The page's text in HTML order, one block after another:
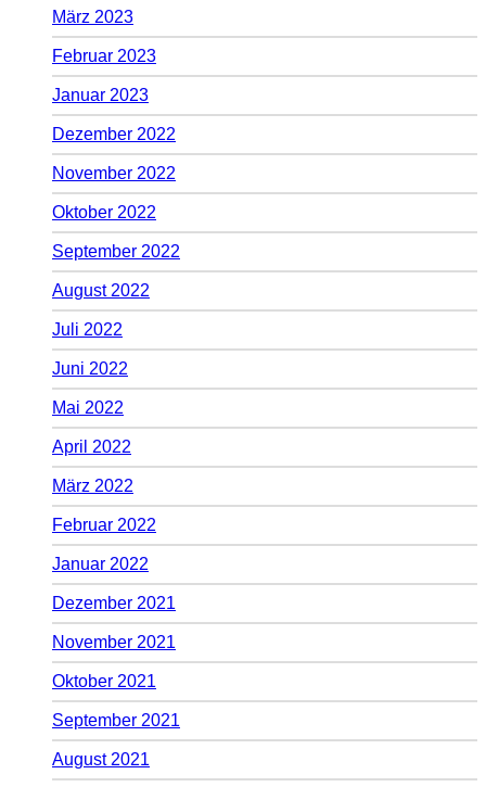
März 2023
Februar 2023
Januar 2023
Dezember 2022
November 2022
Oktober 2022
September 2022
August 2022
Juli 2022
Juni 2022
Mai 2022
April 2022
März 2022
Februar 2022
Januar 2022
Dezember 2021
November 2021
Oktober 2021
September 2021
August 2021